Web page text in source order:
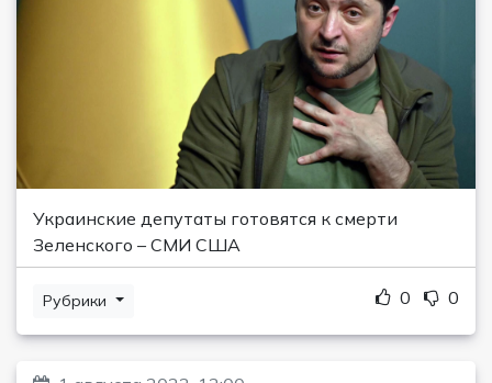
Украинские депутаты готовятся к смерти
Зеленского – СМИ США
Рубрики 0 0